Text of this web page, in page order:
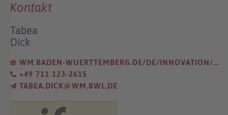
Kontakt
Tabea
Dick
WM.BADEN-WUERTTEMBERG.DE/DE/INNOVATION/INNOVATIONSGUTSCHEINE/INNOVATIONSGUTSCHEIN-HIGHTECH-START-UP/
+49 711 123-2615
TABEA.DICK@WM.BWL.DE